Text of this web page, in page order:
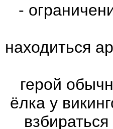
-
находиться
герой
ёлка у